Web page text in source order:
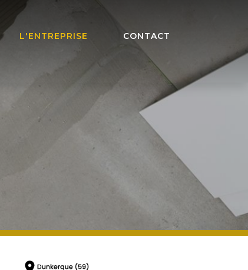
L'ENTREPRISE CONTACT